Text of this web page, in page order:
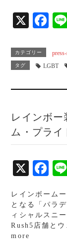
bo
ok
X
Fa
bo
ok
カテゴリー
タグ LGBT
レインボ
ム・プライ
X
Fa
bo
ok
レインボーム
となる「パラ
ィシャルスニ
Rush5店舗と
more